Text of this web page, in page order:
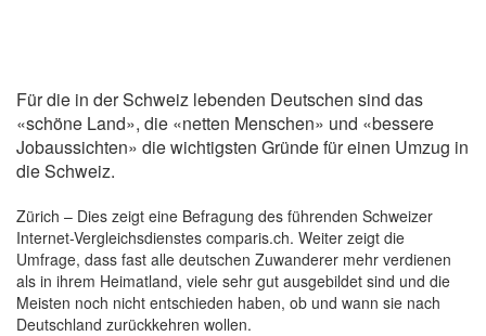
Für die in der Schweiz lebenden Deutschen sind das
«schöne Land», die «netten Menschen» und «bessere
Jobaussichten» die wichtigsten Gründe für einen Umzug in
die Schweiz.
Zürich – Dies zeigt eine Befragung des führenden Schweizer
Internet-Vergleichsdienstes comparis.ch. Weiter zeigt die
Umfrage, dass fast alle deutschen Zuwanderer mehr verdienen
als in ihrem Heimatland, viele sehr gut ausgebildet sind und die
Meisten noch nicht entschieden haben, ob und wann sie nach
Deutschland zurückkehren wollen.